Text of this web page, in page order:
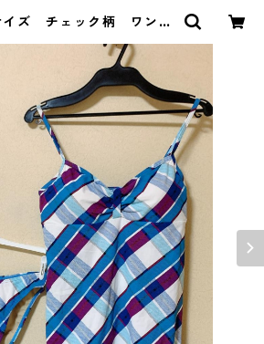
イズ チェック柄 ワンピ
| DOLUCK PRODUC